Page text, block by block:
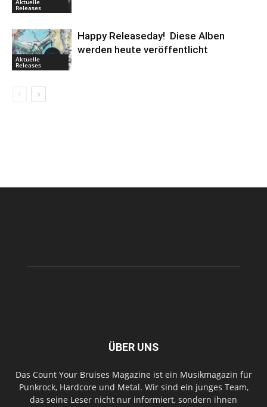
Releases
Aktuelle
Releases
Happy Releaseday! Diese Alben
werden heute veröffentlicht
ÜBER UNS
Das Count Your Bruises Magazine ist ein Musikmagazin für
Punkrock, Hardcore und Metal. Wir sind ein junges Team,
das seine Leser nicht nur informiert, sondern ihnen